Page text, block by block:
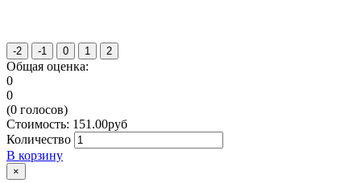
Общая оценка:
0
0
(0 голосов)
Стоимость: 151.00руб
Количество
В корзину
×